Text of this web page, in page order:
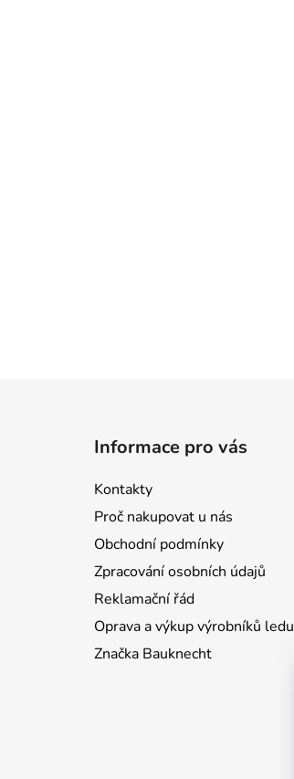
Informace pro vás
Kontakty
Proč nakupovat u nás
Obchodní podmínky
Zpracování osobních údajů
Reklamační řád
Oprava a výkup výrobníků ledu
Značka Bauknecht